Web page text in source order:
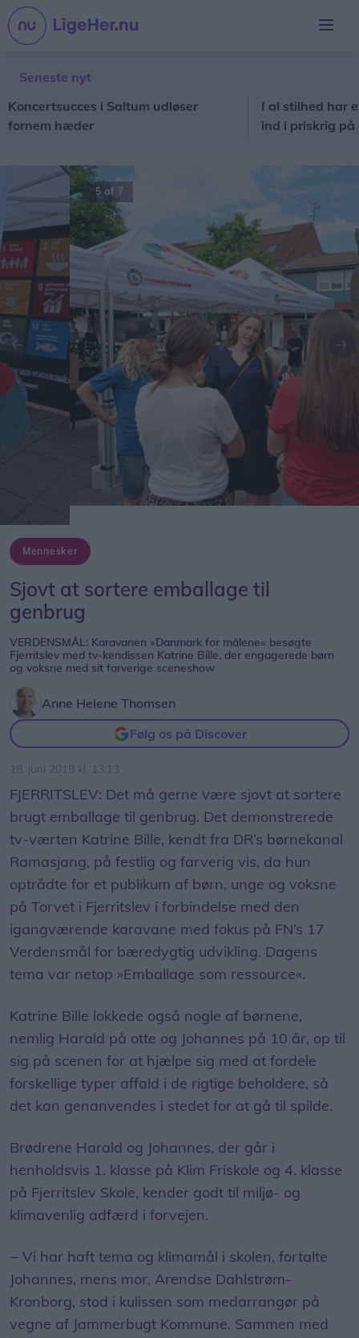
Seneste nyt
i Saltum udløser
hæder
I al stilhed har en ny
ind i priskrig på
5 af 7
Forrige
Sjovt at sortere emballage til
genbrug
VERDENSMÅL: Karavanen »Danmark for målene« besøgte
Fjerritslev med tv-kendissen Katrine Bille, der engagerede børn
og voksne med sit farverige sceneshow
18. juni 2019 kl. 13.13
FJERRITSLEV: Det må gerne være sjovt at sortere
brugt emballage til genbrug. Det demonstrerede
tv-værten Katrine Bille, kendt fra DR’s børnekanal
Ramasjang, på festlig og farverig vis, da hun
optrådte for et publikum af børn, unge og voksne
på Torvet i Fjerritslev i forbindelse med den
igangværende karavane med fokus på FN’s 17
Verdensmål for bæredygtig udvikling. Dagens
tema var netop »Emballage som ressource«.
nemlig Harald på otte og Johannes på 10 år, op til
sig på scenen for at hjælpe sig med at fordele
forskellige typer affald i de rigtige beholdere, så
det kan genanvendes i stedet for at gå til spilde.
henholdsvis 1. klasse på Klim Friskole og 4. klasse
på Fjerritslev Skole, kender godt til miljø- og
klimavenlig adfærd i forvejen.
Johannes, mens mor, Arendse Dahlstrøm-
Kronborg, stod i kulissen som medarrangør på
vegne af Jammerbugt Kommune. Sammen med
kollegaen Jette Haugaard Grønhøj danner hun et